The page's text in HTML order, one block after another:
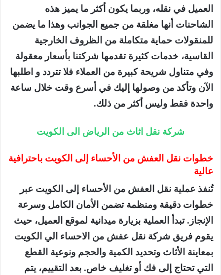
العميل في نقله، وربما يكون أكثر ما يميز هذه
الشاحنات أنها مغلقة من جميع الجوانب وهذا ما يضمن
للمنقولات حماية متكاملة من الظروف الخارجية
القاسية، خدمات كثيرة تقدمها شركتنا بأسعار معقولة
وفي متناول شريحة كبيرة من العملاء فلا تتردد و اطلبها
الآن وتأكد من وصولها إليك في أسرع وقت خلال ساعة
واحدة فقط وليس أكثر من ذلك.
شركة نقل اثاث من الرياض الى الكويت
خطوات نقل العفش من الأحساء إلى الكويت باحترافية
عالية
تُنفذ عملية نقل العفش من الأحساء إلى الكويت عبر
خطوات دقيقة ومنظمة تضمن الأمان الكامل وسرعة
الإنجاز. تبدأ العملية بزيارة ميدانية لموقع العميل، حيث
يقوم فريق شركة نقل عفش من الاحساء الي الكويت
بمعاينة الأثاث وتحديد الكمية والحجم ونوعية القطع
التي تحتاج إلى فك أو تغليف خاص. بعد التقييم، يتم